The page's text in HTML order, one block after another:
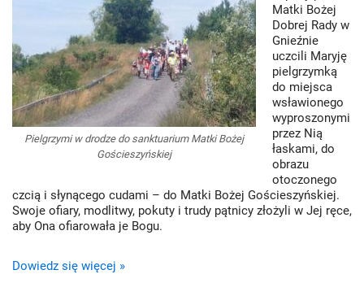
Pielgrzymi w drodze do sanktuarium Matki Bożej
Gościeszyńskiej
Matki Bożej
Dobrej Rady w
Gnieźnie
uczcili Maryję
pielgrzymką
do miejsca
wsławionego
wyproszonymi
przez Nią
łaskami, do
obrazu
otoczonego
czcią i słynącego cudami – do Matki Bożej Gościeszyńskiej.
Swoje ofiary, modlitwy, pokuty i trudy pątnicy złożyli w Jej ręce,
aby Ona ofiarowała je Bogu.
Dowiedz się więcej »